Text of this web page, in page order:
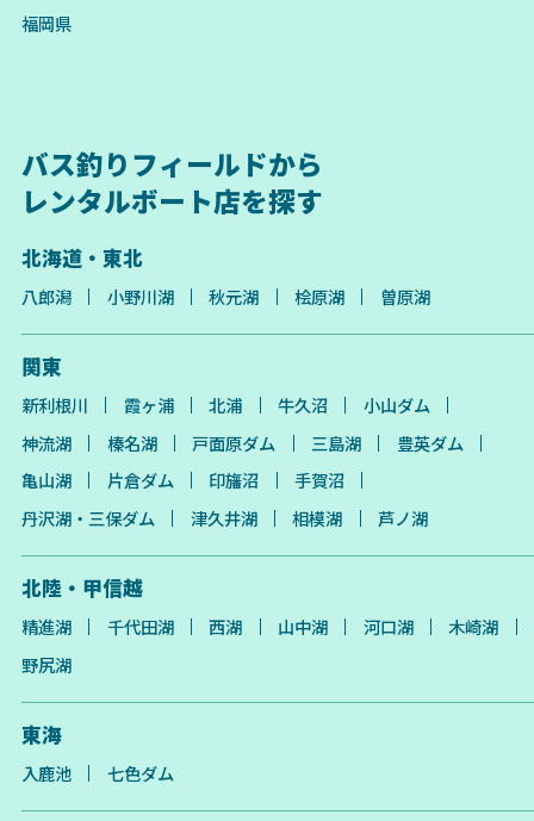
福岡県
バス釣りフィールドから
レンタルボート店を探す
北海道・東北
八郎潟 小野川湖 秋元湖 桧原湖 曽原湖
関東
新利根川 霞ヶ浦 北浦 牛久沼
小山ダム
神流湖
榛名湖 戸面原ダム 三島湖
豊英ダム
亀山湖
片倉ダム 印旛沼
手賀沼
丹沢湖・三保ダム
津久井湖 相模湖 芦ノ湖
北陸・甲信越
精進湖 千代田湖 西湖 山中湖 河口湖
木崎湖
野尻湖
東海
入鹿池 七色ダム